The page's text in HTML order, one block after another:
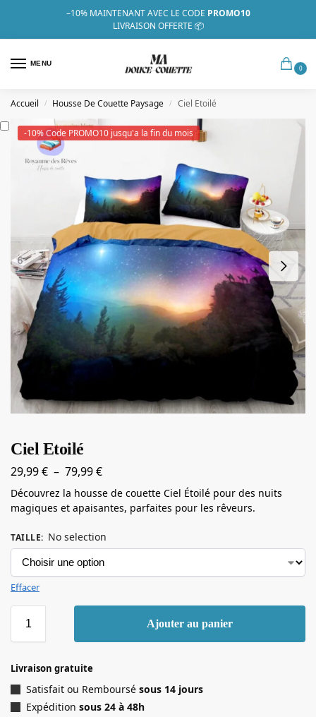
–10% MAINTENANT AVEC LE CODE PROMO10
LIVRAISON OFFERTE 📦
MENU
0
Accueil / Housse De Couette Paysage / Ciel Etoilé
-10% Code PROMO10 jusqu'a la fin du mois
Ciel Etoilé
29,99€ – 79,99€
Découvrez la housse de couette Ciel Étoilé pour des nuits
magiques et apaisantes, parfaites pour les rêveurs.
TAILLE: No selection
Effacer
Ajouter au panier
Livraison gratuite
Satisfait ou Remboursé sous 14 jours
Expédition sous 24 à 48h